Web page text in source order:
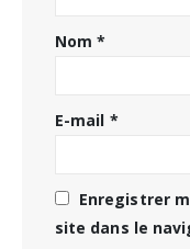
Nom*
E-mail *
Enregistrer
site dans le